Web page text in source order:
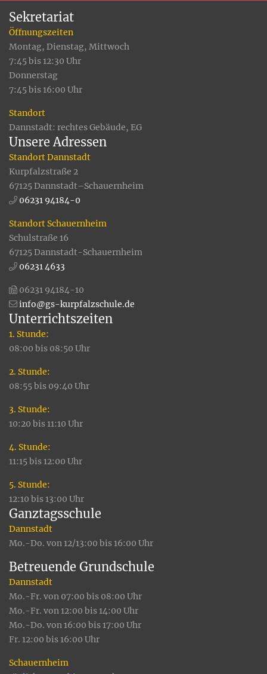
Sekretariat
Öffnungszeiten
Montag, Dienstag, Mittwoch
7:45 bis 12:30 Uhr
Donnerstag
7:45 bis 16:00 Uhr
Standort
Dannstadt: rechtes Gebäude, EG
Unsere Adressen
Standort Dannstadt
Kurpfalzstraße 2
67125 Dannstadt–Schauernheim
06231 94184-0
Standort Schauernheim
Schulstraße 16
67125 Dannstadt-Schauernheim
06231 4633
06231 94184-10
info@gs-kurpfalzschule.de
Unterrichtszeiten
1. Stunde:
08:00 bis 08:50 Uhr
2. Stunde:
08:55 bis 09:40 Uhr
3. Stunde:
10:20 bis 11:10 Uhr
4. Stunde:
11:15 bis 12:00 Uhr
5. Stunde:
12:10 bis 13:00 Uhr
Ganztagsschule
Dannstadt
Mo.-Do. von 12/13:00 bis 16:00 Uhr
Betreuende Grundschule
Dannstadt
Mo.-Fr. von 07:00 bis 08:00 Uhr
Mo.-Fr. von 12:00 bis 14:00 Uhr
Mo.-Do. von 16:00 bis 17:00 Uhr
Fr. 12:00 bis 16:00 Uhr
Schauernheim